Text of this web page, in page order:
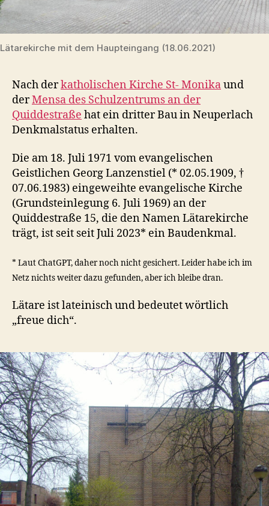
Lätarekirche mit dem Haupteingang (18.06.2021)
Nach derkatholischen Kirche St- Monikaund
derMensa des Schulzentrums an der
Quiddestraße hat ein dritter Bau in Neuperlach
Denkmalstatus erhalten.
Die am 18. Juli 1971 vom evangelischen
Geistlichen Georg Lanzenstiel (* 02.05.1909, †
07.06.1983) eingeweihte evangelische Kirche
(Grundsteinlegung 6. Juli 1969) an der
Quiddestraße 15, die den Namen Lätarekirche
trägt, ist seit seit Juli 2023* ein Baudenkmal.
* Laut ChatGPT, daher noch nicht gesichert. Leider habe ich im
Netz nichts weiter dazu gefunden, aber ich bleibe dran.
Lätare ist lateinisch und bedeutet wörtlich
„freue dich“.